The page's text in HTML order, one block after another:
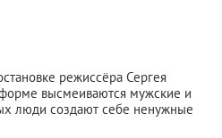
режиссёра Сергея
высмеиваются мужские и
люди создают себе ненужные